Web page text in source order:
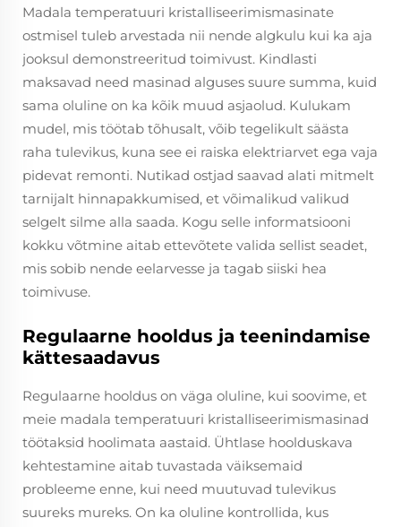
Madala temperatuuri kristalliseerimismasinate
ostmisel tuleb arvestada nii nende algkulu kui ka aja
jooksul demonstreeritud toimivust. Kindlasti
maksavad need masinad alguses suure summa, kuid
sama oluline on ka kõik muud asjaolud. Kulukam
mudel, mis töötab tõhusalt, võib tegelikult säästa
raha tulevikus, kuna see ei raiska elektriarvet ega vaja
pidevat remonti. Nutikad ostjad saavad alati mitmelt
tarnijalt hinnapakkumised, et võimalikud valikud
selgelt silme alla saada. Kogu selle informatsiooni
kokku võtmine aitab ettevõtete valida sellist seadet,
mis sobib nende eelarvesse ja tagab siiski hea
toimivuse.
Regulaarne hooldus ja teenindamise
kättesaadavus
Regulaarne hooldus on väga oluline, kui soovime, et
meie madala temperatuuri kristalliseerimismasinad
töötaksid hoolimata aastaid. Ühtlase hoolduskava
kehtestamine aitab tuvastada väiksemaid
probleeme enne, kui need muutuvad tulevikus
suureks mureks. On ka oluline kontrollida, kus